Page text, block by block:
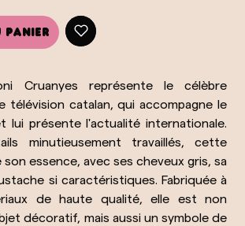
Cruanyes représente le célèbre
télévision catalan, qui accompagne le
lui présente l'actualité internationale.
minutieusement travaillés, cette
essence, avec ses cheveux gris, sa
si caractéristiques. Fabriquée à
de haute qualité, elle est non
décoratif, mais aussi un symbole de